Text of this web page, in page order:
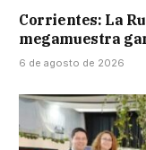
Corrientes: La
megamuestra
6 de agosto de 2026